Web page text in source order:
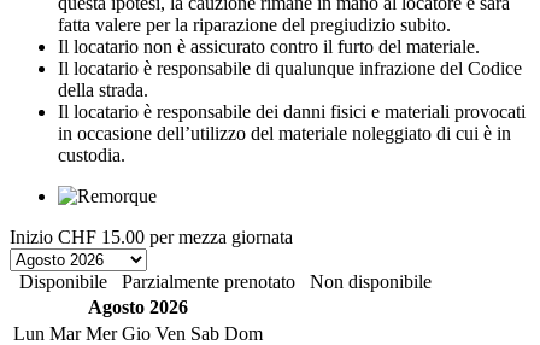
fatta valere per la riparazione del pregiudizio subito.
Il locatario non è assicurato contro il furto del materiale.
Il locatario è responsabile di qualunque infrazione del Codice
della strada.
Il locatario è responsabile dei danni fisici e materiali provocati
in occasione dell’utilizzo del materiale noleggiato di cui è in
custodia.
Inizio CHF 15.00 per mezza giornata
Disponibile Parzialmente prenotato
Non disponibile
Agosto 2026
Lun Mar Mer Gio Ven Sab Dom